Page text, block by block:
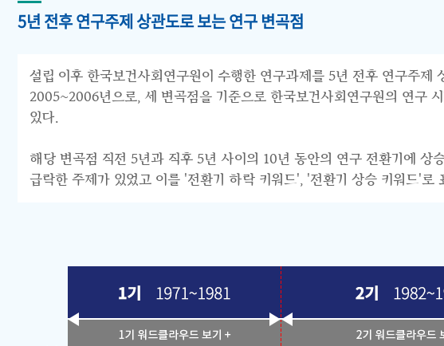
5년 전후 연구주제 상관도로 보는 연구 변곡점
설립 이후 한국보건사회연구원이 수행한 연구과제를 5년 전후 연구주
2005~2006년으로, 세 변곡점을 기준으로 한국보건사회연구원의 연구
있다.
해당 변곡점 직전 5년과 직후 5년 사이의 10년 동안의 연구 전환기에
급락한 주제가 있었고 이를 '전환기 하락 키워드', '전환기 상승 키워드'